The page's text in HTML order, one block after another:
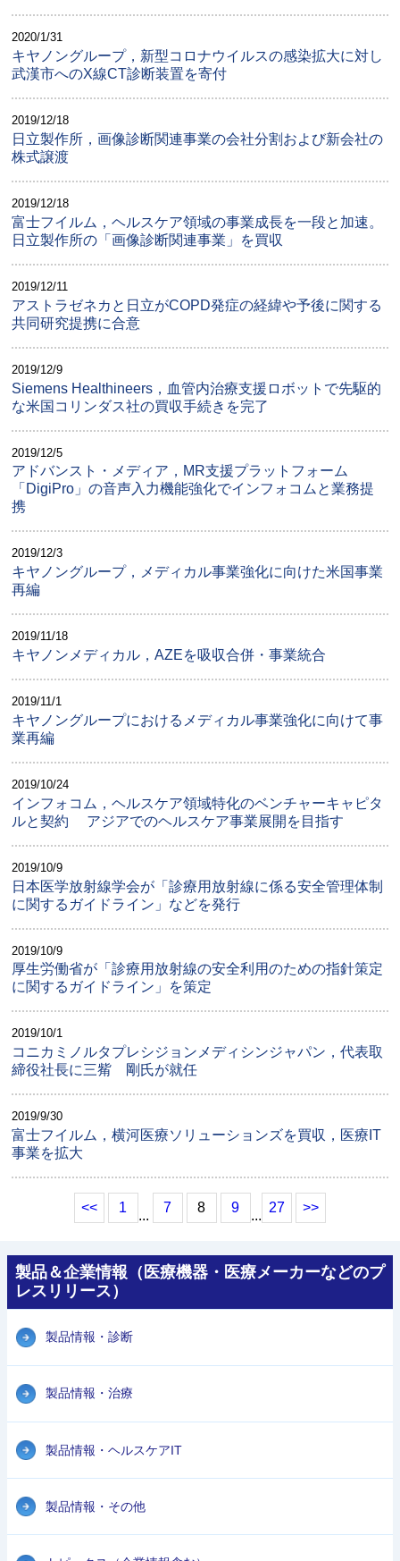
2020/1/31
キヤノングループ，新型コロナウイルスの感染拡大に対し
武漢市へのX線CT診断装置を寄付
2019/12/18
日立製作所，画像診断関連事業の会社分割および新会社の
株式譲渡
2019/12/18
富士フイルム，ヘルスケア領域の事業成長を一段と加速。
日立製作所の「画像診断関連事業」を買収
2019/12/11
アストラゼネカと日立がCOPD発症の経緯や予後に関する
共同研究提携に合意
2019/12/9
Siemens Healthineers，血管内治療支援ロボットで先駆的
な米国コリンダス社の買収手続きを完了
2019/12/5
アドバンスト・メディア，MR支援プラットフォーム
「DigiPro」の音声入力機能強化でインフォコムと業務提
携
2019/12/3
キヤノングループ，メディカル事業強化に向けた米国事業
再編
2019/11/18
キヤノンメディカル，AZEを吸収合併・事業統合
2019/11/1
キヤノングループにおけるメディカル事業強化に向けて事
業再編
2019/10/24
インフォコム，ヘルスケア領域特化のベンチャーキャピタ
ルと契約 アジアでのヘルスケア事業展開を目指す
2019/10/9
日本医学放射線学会が「診療用放射線に係る安全管理体制
に関するガイドライン」などを発行
2019/10/9
厚生労働省が「診療用放射線の安全利用のための指針策定
に関するガイドライン」を策定
2019/10/1
コニカミノルタプレシジョンメディシンジャパン，代表取
締役社長に三觜 剛氏が就任
2019/9/30
富士フイルム，横河医療ソリューションズを買収，医療IT
事業を拡大
<< 1
...
7 8 9
...
27 >>
製品＆企業情報（医療機器・医療メーカーなどのプ
レスリリース）
製品情報・診断
製品情報・治療
製品情報・ヘルスケアIT
製品情報・その他